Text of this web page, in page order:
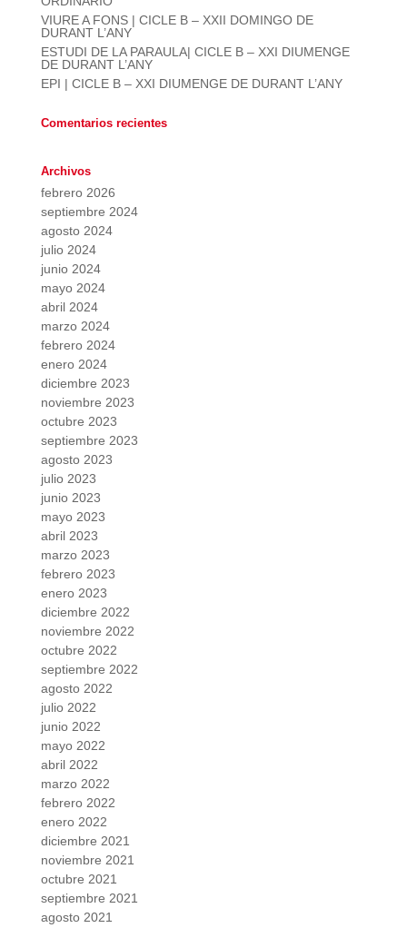
VIURE A FONS | CICLE B – XXII DOMINGO DE
DURANT L’ANY
ESTUDI DE LA PARAULA| CICLE B – XXI DIUMENGE
DE DURANT L’ANY
EPI | CICLE B – XXI DIUMENGE DE DURANT L’ANY
Comentarios recientes
Archivos
febrero 2026
septiembre 2024
agosto 2024
julio 2024
junio 2024
mayo 2024
abril 2024
marzo 2024
febrero 2024
enero 2024
diciembre 2023
noviembre 2023
octubre 2023
septiembre 2023
agosto 2023
julio 2023
junio 2023
mayo 2023
abril 2023
marzo 2023
febrero 2023
enero 2023
diciembre 2022
noviembre 2022
octubre 2022
septiembre 2022
agosto 2022
julio 2022
junio 2022
mayo 2022
abril 2022
marzo 2022
febrero 2022
enero 2022
diciembre 2021
noviembre 2021
octubre 2021
septiembre 2021
agosto 2021